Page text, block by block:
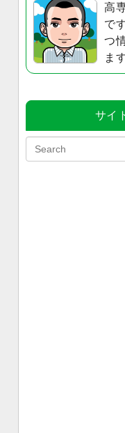
高
で
つ
ま
サイ